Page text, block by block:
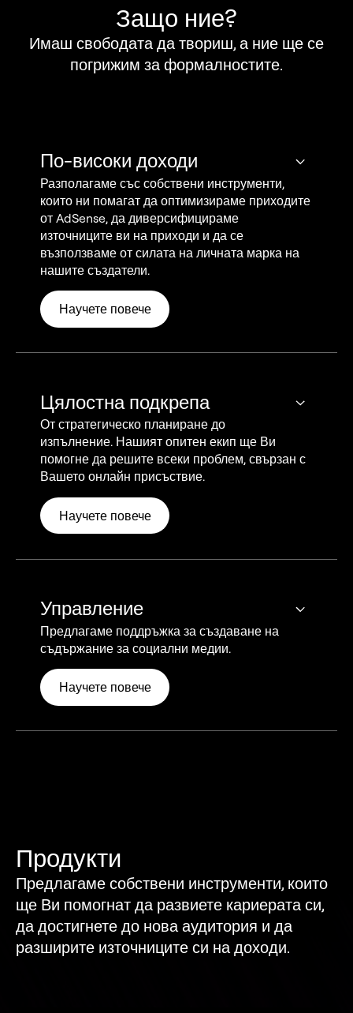
Защо ние?
Имаш свободата да твориш, а ние ще се
погрижим за формалностите.
По-високи доходи
Разполагаме със собствени инструменти,
които ни помагат да оптимизираме приходите
от AdSense, да диверсифицираме
източниците ви на приходи и да се
възползваме от силата на личната марка на
нашите създатели.
Научете повече
Цялостна подкрепа
От стратегическо планиране до
изпълнение. Нашият опитен екип ще Ви
помогне да решите всеки проблем, свързан с
Вашето онлайн присъствие.
Научете повече
Управление
Предлагаме поддръжка за създаване на
съдържание за социални медии.
Научете повече
Продукти
Предлагаме собствени инструменти, които
ще Ви помогнат да развиете кариерата си,
да достигнете до нова аудитория и да
разширите източниците си на доходи.